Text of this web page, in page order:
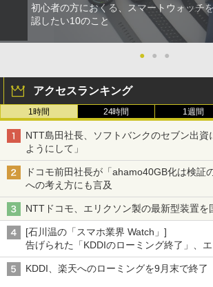
初心者の方におくる、スマートウォッチ
認したい10のこと
● ● ●
アクセスランキング
1時間 24時間 1週間
NTT島田社長、ソフトバンクのセブン出資
ようにして」
ドコモ前田社長が「ahamo40GB化は検証
への考え方にも言及
NTTドコモ、エリクソン製の最新型装置を
[石川温の「スマホ業界 Watch」]
告げられた「KDDIのローミング終了」、エ
穴と楽天モバイルの課題
KDDI、楽天へのローミングを9月末で終了